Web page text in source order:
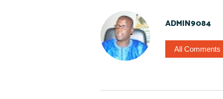
ADMIN9084
All Comments